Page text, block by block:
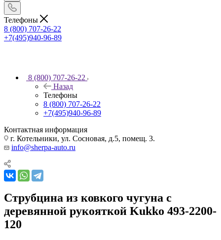
Телефоны
8 (800) 707-26-22
+7(495)940-96-89
8 (800) 707-26-22
Назад
Телефоны
8 (800) 707-26-22
+7(495)940-96-89
Контактная информация
г. Котельники, ул. Сосновая, д.5, помещ. 3.
info@sherpa-auto.ru
Струбцина из ковкого чугуна с
деревянной рукояткой Kukko 493-2200-
120